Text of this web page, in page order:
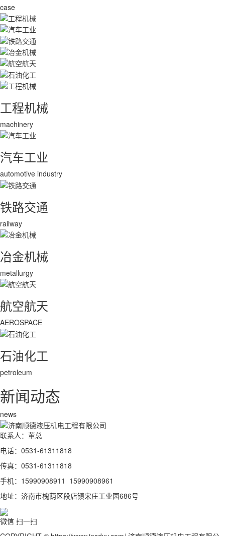
case
工程机械
machinery
汽车工业
automotive industry
铁路交通
railway
冶金机械
metallurgy
航空航天
AEROSPACE
石油化工
petroleum
新闻动态
news
联系人：董总
电话：0531-61311818
传真：0531-61311818
手机：15990908911 15990908961
地址：济南市槐荫区段店镇宋庄工业园686号
微信 扫一扫